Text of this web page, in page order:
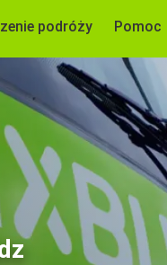
podróży Pomoc